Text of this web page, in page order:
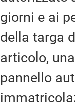
giorni e ai
della targa
articolo,
pannello